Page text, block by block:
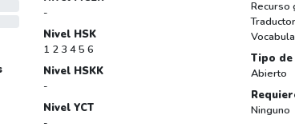
-
Nivel HSK
1 2 3 4 5 6
Nivel HSKK
-
Nivel YCT
-
Recurso
Tipo de
Abierto
Ninguno